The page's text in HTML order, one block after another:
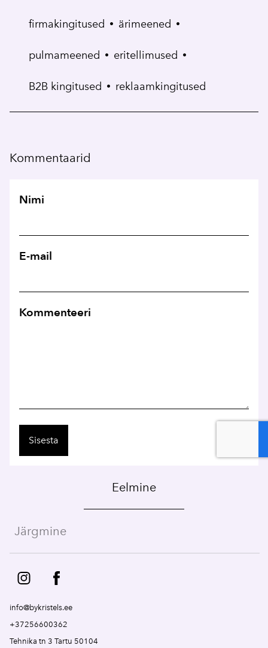
firmakingitused • ärimeened •
pulmameened • eritellimused •
B2B kingitused • reklaamkingitused
Kommentaarid
Nimi
E-mail
Kommenteeri
Eelmine
Järgmine
info@bykristels.ee
+37256600362
Tehnika tn 3 Tartu 50104